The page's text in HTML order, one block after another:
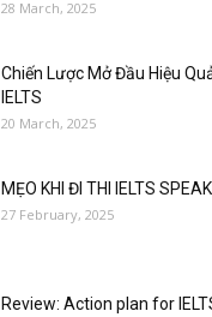
28 March, 2025
Chiến Lược Mở Đầu Hiệu
IELTS
20 March, 2025
MẸO KHI ĐI THI IELTS
27 February, 2025
Review: Action plan for